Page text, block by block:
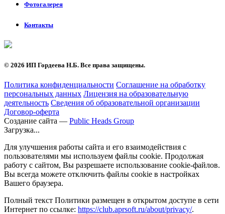
Фотогалерея
Контакты
© 2026 ИП Гордеева Н.Б. Все права защищены.
Политика конфиденциальности Соглашение на обработку
персональных данных Лицензия на образовательную
деятельность Сведения об образовательной организации
Договор-оферта
Создание сайта — Public Heads Group
Загрузка...
Для улучшения работы сайта и его взаимодействия с
пользователями мы используем файлы cookie. Продолжая
работу с сайтом, Вы разрешаете использование cookie-файлов.
Вы всегда можете отключить файлы cookie в настройках
Вашего браузера.
Полный текст Политики размещен в открытом доступе в сети
Интернет по ссылке: https://club.aprsoft.ru/about/privacy/.